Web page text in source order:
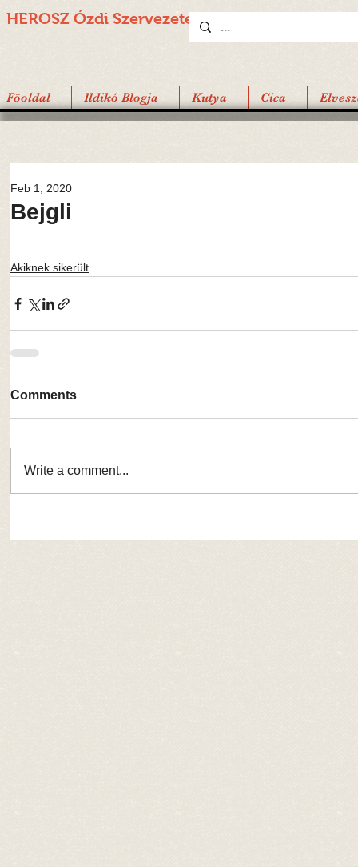
HEROSZ Ózdi Szervezete
Föoldal Ildikó Blogja Kutya Cica
Bejgli
Feb 1, 2020
Akiknek sikerült
Comments
Write a comment...